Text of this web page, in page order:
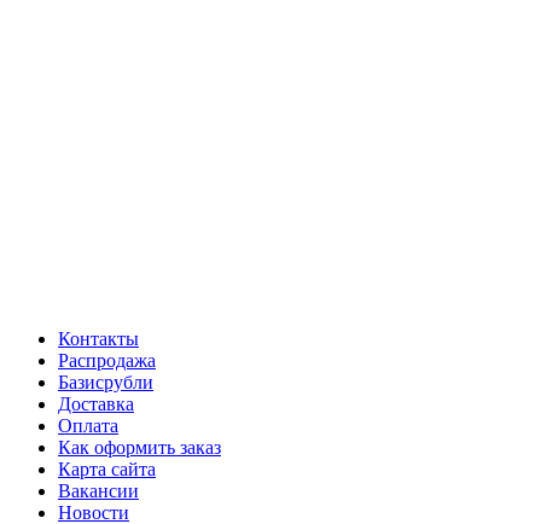
Контакты
Распродажа
Базисрубли
Доставка
Оплата
Как оформить заказ
Карта сайта
Вакансии
Новости